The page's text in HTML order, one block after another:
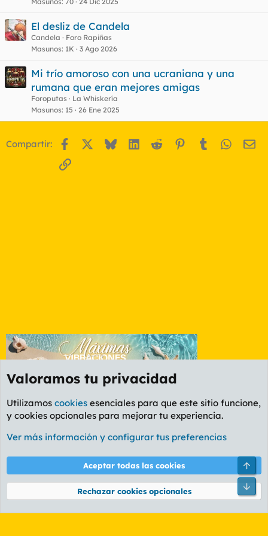
El desliz de Candela
Candela
Foro Rapiñas
Masunos 1K 3 Ago 2026
Mi trío amoroso con una ucraniana y una
rumana que eran mejores amigas
Foroputas
La Whiskería
Masunos 15 26 Ene 2025
Compartir: Facebook BlueskyLinkedIn
Reddit Pinterest
Tumblr
Enlace
La Whiskería
Cookies
PL OLDSTYLE AMARILLO
Términos y reglas Política de privacidad Ayuda
Community platform by XenForo® © 2010-2026 XenForo Ltd.
Valoramos tu privacidad
Utilizamos cookies esenciales para que este sitio funcione,
y cookies opcionales para mejorar tu experiencia.
Ver más información y configurar tus preferencias
Aceptar todas las cookies
Rechazar cookies opcionales
Pie